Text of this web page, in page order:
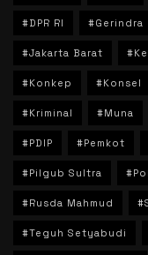
#DPR RI #Gerindra
#Jakarta Barat
#Konkep #Konsel
#Kriminal #Muna
#PDIP #Pemkot
#Pilgub Sultra
#Rusda Mahmud
#Teguh Setyabudi